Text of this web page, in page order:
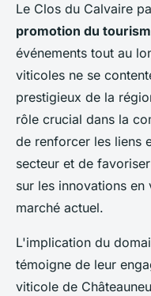
Le Clos du Calvaire
promotion du
événements tout au
viticoles ne se
prestigieux de la
rôle crucial dans la
de renforcer les liens
secteur et de
sur les innovations
marché actuel.
L'implication du
témoigne de leur
viticole de